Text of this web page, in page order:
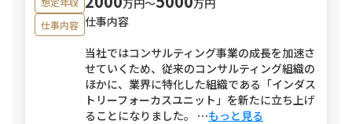
仕事内容 仕事内容
当社ではコンサルティング事業の成長を加速さ
せていくため、従来のコンサルティング組織の
ほかに、業界に特化した組織である「インダス
トリーフォーカスユニット」を新たに立ち上げ
ることになりました。 ⋯もっと見る